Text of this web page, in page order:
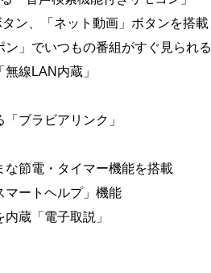
ン、「ネット動画」ボタンを搭載
」でいつもの番組がすぐ見られる
線LAN内蔵」
ブラビアリンク」
節電・タイマー機能を搭載
マートヘルプ」機能
蔵「電子取説」